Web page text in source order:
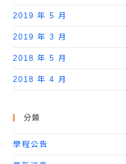
2019 年 5 月
2019 年 3 月
2018 年 5 月
2018 年 4 月
分類
學程公告